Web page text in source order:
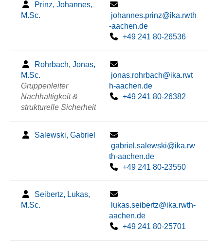
Prinz, Johannes,
M.Sc.
johannes.prinz@ika.rwth
-aachen.de
+49 241 80-26536
Rohrbach, Jonas,
M.Sc.
Gruppenleiter
Nachhaltigkeit &
strukturelle Sicherheit
jonas.rohrbach@ika.rwt
h-aachen.de
+49 241 80-26382
Salewski, Gabriel
gabriel.salewski@ika.rw
th-aachen.de
+49 241 80-23550
Seibertz, Lukas,
M.Sc.
lukas.seibertz@ika.rwth-
aachen.de
+49 241 80-25701